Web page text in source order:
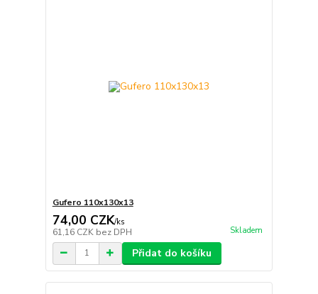
Gufero 110x130x13
74,00 CZK/ks
61,16 CZK bez DPH Skladem
Přidat do košíku